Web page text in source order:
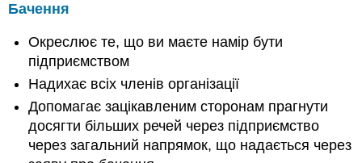
Бачення
Окреслює те, що ви маєте намір бути
підприємством
Надихає всіх членів організації
Допомагає зацікавленим сторонам прагнути
досягти більших речей через підприємство
через загальний напрямок, що надається через